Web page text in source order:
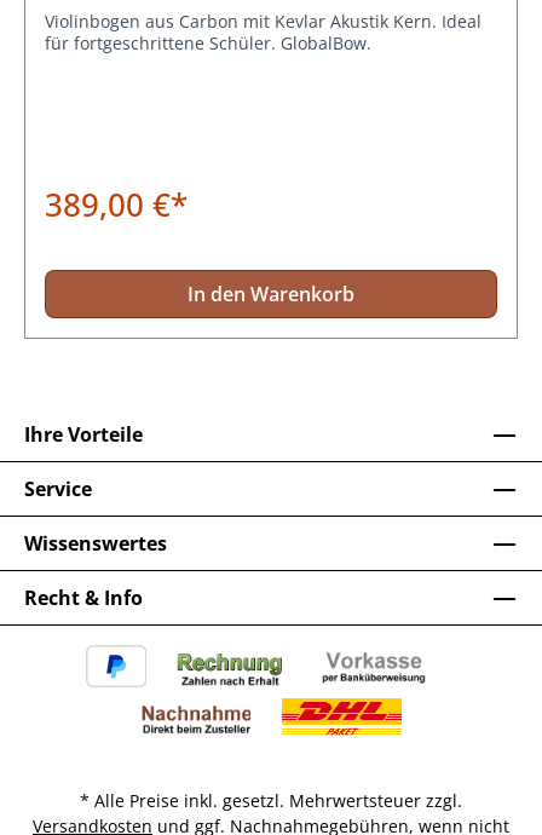
Violinbogen aus Carbon mit Kevlar Akustik Kern. Ideal
für fortgeschrittene Schüler. GlobalBow.
389,00 €*
In den Warenkorb
Recht & Info
Ihre Vorteile
Service
Wissenswertes
* Alle Preise inkl. gesetzl. Mehrwertsteuer zzgl.
Versandkosten und ggf. Nachnahmegebühren, wenn nicht